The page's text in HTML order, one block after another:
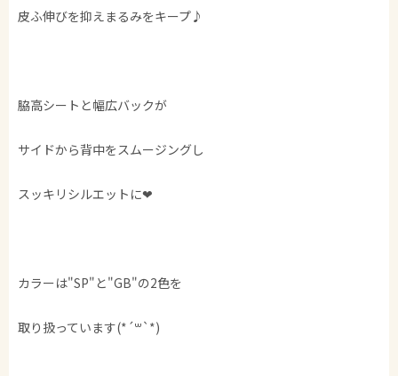
皮ふ伸びを抑えまるみをキープ♪
脇高シートと幅広バックが
サイドから背中をスムージングし
スッキリシルエットに❤︎
カラーは"SP"と"GB"の2色を
取り扱っています(*´꒳`*)